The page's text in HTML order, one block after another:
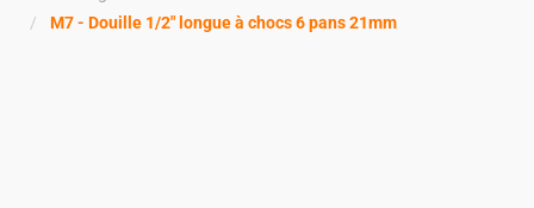
M7 - Douille 1/2" longue à chocs 6 pans 21mm